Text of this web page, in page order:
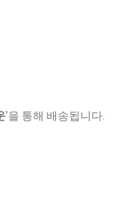
'을 통해 배송됩니다.